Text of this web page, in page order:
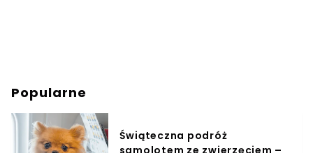
Popularne
Świąteczna podróż